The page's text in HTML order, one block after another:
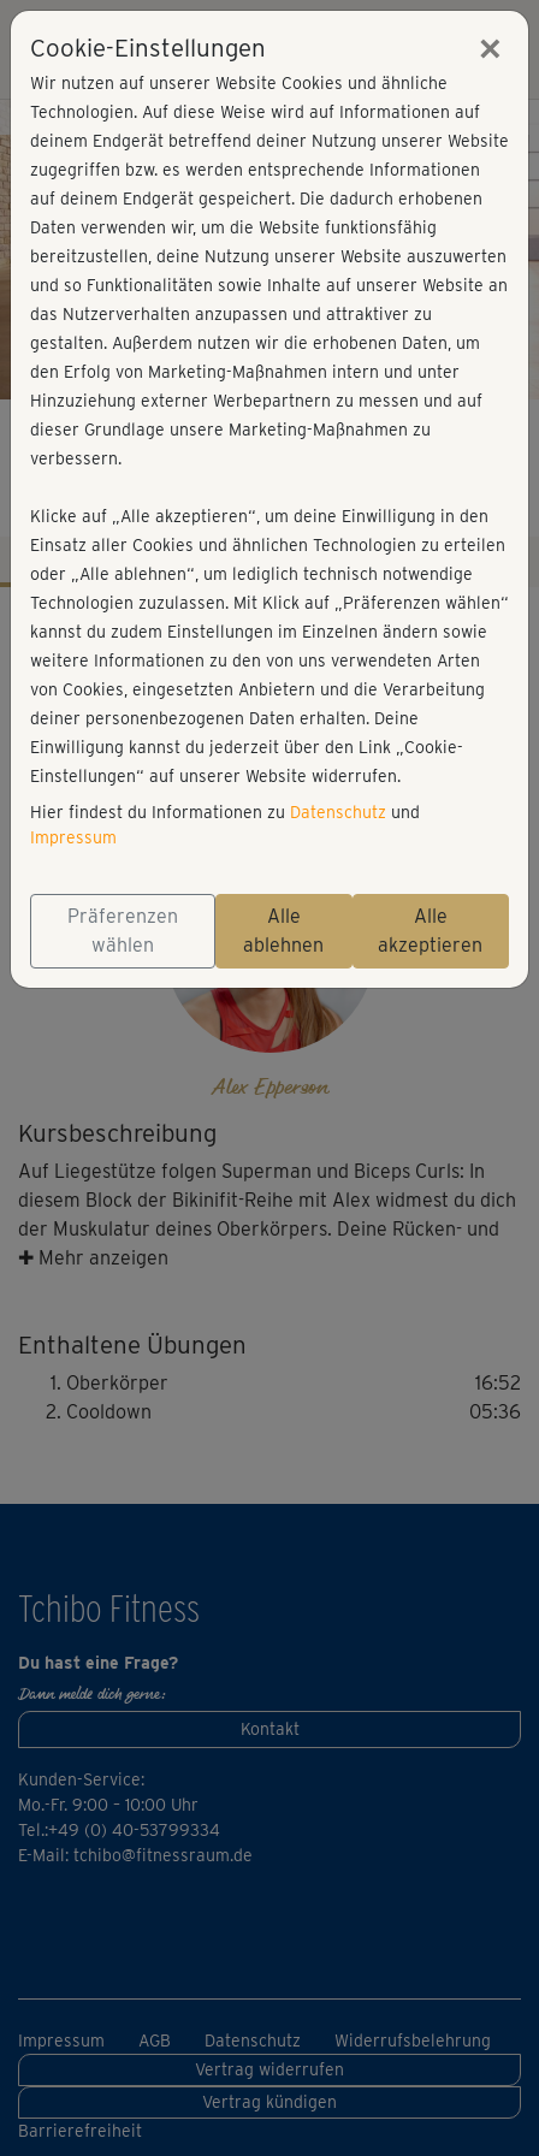
Play
Video
Kursvorschau - Jetzt mitmachen!
Bikinifit mit Alex - Oberkörper
Kursbeschreibung
Auf Liegestütze folgen Superman und Biceps Curls: In
diesem Block der Bikinifit-Reihe mit Alex widmest du dich
der Muskulatur deines Oberkörpers. Deine Rücken- und
Armmuskeln müssen hierbei ganz schön arbeiten – und
✚ Mehr anzeigen
Enthaltene Übungen
Oberkörper
16:52
Cooldown
05:36
Workout-Facts
leicht
22 Min
129 kcal
Alex Epperson
Matte, zwei Kurzhanteln oder Wasserflaschen
Alex Epperson
Tchibo Fitness
Du hast eine Frage?
Dann melde dich gerne:
Kontakt
Kunden-Service:
Mo.-Fr. 9:00 – 10:00 Uhr
Tel.:+49 (0) 40-53799334
E-Mail: tchibo@fitnessraum.de
Impressum AGB Datenschutz
Widerrufsbelehrung
Vertrag widerrufen
Vertrag kündigen
Barrierefreiheit
Cookie-Einstellungen ×
Wir nutzen auf unserer Website Cookies und ähnliche
Technologien. Auf diese Weise wird auf Informationen auf
deinem Endgerät betreffend deiner Nutzung unserer Website
zugegriffen bzw. es werden entsprechende Informationen
auf deinem Endgerät gespeichert. Die dadurch erhobenen
Daten verwenden wir, um die Website funktionsfähig
bereitzustellen, deine Nutzung unserer Website auszuwerten
und so Funktionalitäten sowie Inhalte auf unserer Website an
das Nutzerverhalten anzupassen und attraktiver zu
gestalten. Außerdem nutzen wir die erhobenen Daten, um
den Erfolg von Marketing-Maßnahmen intern und unter
Hinzuziehung externer Werbepartnern zu messen und auf
dieser Grundlage unsere Marketing-Maßnahmen zu
verbessern.
Klicke auf „Alle akzeptieren“, um deine Einwilligung in den
Einsatz aller Cookies und ähnlichen Technologien zu erteilen
oder „Alle ablehnen“, um lediglich technisch notwendige
Technologien zuzulassen. Mit Klick auf „Präferenzen wählen“
kannst du zudem Einstellungen im Einzelnen ändern sowie
weitere Informationen zu den von uns verwendeten Arten
von Cookies, eingesetzten Anbietern und die Verarbeitung
deiner personenbezogenen Daten erhalten. Deine
Einwilligung kannst du jederzeit über den Link „Cookie-
Einstellungen“ auf unserer Website widerrufen.
Hier findest du Informationen zu Datenschutz und
Impressum
Präferenzen
wählen
Alle
ablehnen
Alle
akzeptieren